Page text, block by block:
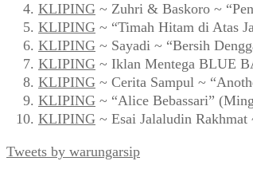
KLIPING ~ Zuhri & Baskoro ~
KLIPING ~ “Timah Hitam di Atas
KLIPING ~ Sayadi ~ “Bersih
KLIPING ~ Iklan Mentega BLUE
KLIPING ~ Cerita Sampul ~
KLIPING ~ “Alice Bebassari”
KLIPING ~ Esai Jalaludin
Tweets by warungarsip